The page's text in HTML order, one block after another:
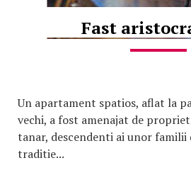
Fast
Un apartament spatios, aflat la
vechi, a fost amenajat de
tanar, descendenti ai unor
traditie...